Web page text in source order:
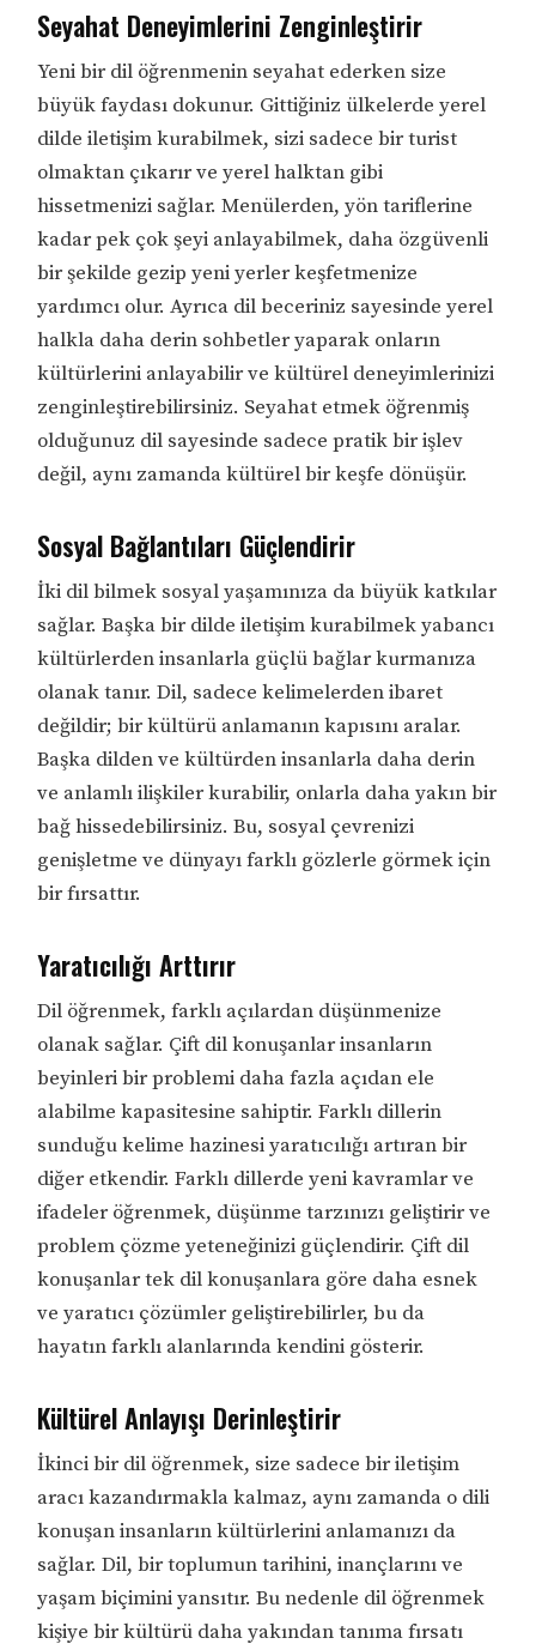
Seyahat Deneyimlerini Zenginleştirir
Yeni bir dil öğrenmenin seyahat ederken size
büyük faydası dokunur. Gittiğiniz ülkelerde yerel
dilde iletişim kurabilmek, sizi sadece bir turist
olmaktan çıkarır ve yerel halktan gibi
hissetmenizi sağlar. Menülerden, yön tariflerine
kadar pek çok şeyi anlayabilmek, daha özgüvenli
bir şekilde gezip yeni yerler keşfetmenize
yardımcı olur. Ayrıca dil beceriniz sayesinde yerel
halkla daha derin sohbetler yaparak onların
kültürlerini anlayabilir ve kültürel deneyimlerinizi
zenginleştirebilirsiniz. Seyahat etmek öğrenmiş
olduğunuz dil sayesinde sadece pratik bir işlev
değil, aynı zamanda kültürel bir keşfe dönüşür.
Sosyal Bağlantıları Güçlendirir
İki dil bilmek sosyal yaşamınıza da büyük katkılar
sağlar. Başka bir dilde iletişim kurabilmek yabancı
kültürlerden insanlarla güçlü bağlar kurmanıza
olanak tanır. Dil, sadece kelimelerden ibaret
değildir; bir kültürü anlamanın kapısını aralar.
Başka dilden ve kültürden insanlarla daha derin
ve anlamlı ilişkiler kurabilir, onlarla daha yakın bir
bağ hissedebilirsiniz. Bu, sosyal çevrenizi
genişletme ve dünyayı farklı gözlerle görmek için
bir fırsattır.
Yaratıcılığı Arttırır
Dil öğrenmek, farklı açılardan düşünmenize
olanak sağlar. Çift dil konuşanlar insanların
beyinleri bir problemi daha fazla açıdan ele
alabilme kapasitesine sahiptir. Farklı dillerin
sunduğu kelime hazinesi yaratıcılığı artıran bir
diğer etkendir. Farklı dillerde yeni kavramlar ve
ifadeler öğrenmek, düşünme tarzınızı geliştirir ve
problem çözme yeteneğinizi güçlendirir. Çift dil
konuşanlar tek dil konuşanlara göre daha esnek
ve yaratıcı çözümler geliştirebilirler, bu da
hayatın farklı alanlarında kendini gösterir.
Kültürel Anlayışı Derinleştirir
İkinci bir dil öğrenmek, size sadece bir iletişim
aracı kazandırmakla kalmaz, aynı zamanda o dili
konuşan insanların kültürlerini anlamanızı da
sağlar. Dil, bir toplumun tarihini, inançlarını ve
yaşam biçimini yansıtır. Bu nedenle dil öğrenmek
kişiye bir kültürü daha yakından tanıma fırsatı